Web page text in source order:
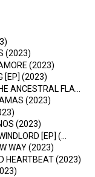
(2023)
(2023)
[EP] (2023)
ANCESTRAL FLA...
(2023)
(2023)
[EP] (...
WAY (2023)
HEARTBEAT (2023)